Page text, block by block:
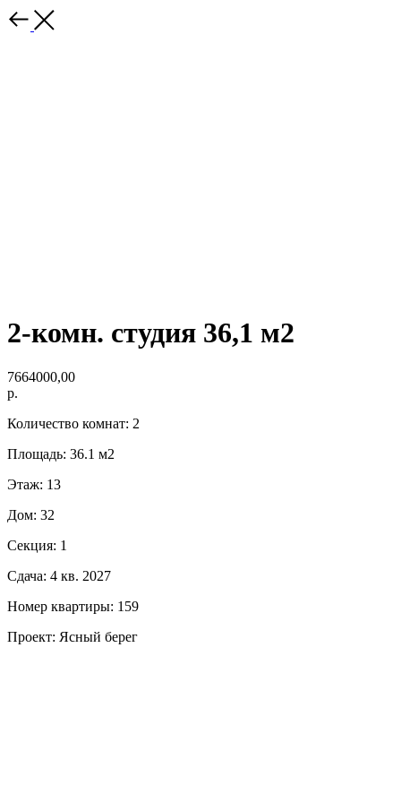
2-комн. студия 36,1 м2
7664000,00
р.
Количество комнат: 2
Площадь: 36.1 м2
Этаж: 13
Дом: 32
Секция: 1
Сдача: 4 кв. 2027
Номер квартиры: 159
Проект: Ясный берег